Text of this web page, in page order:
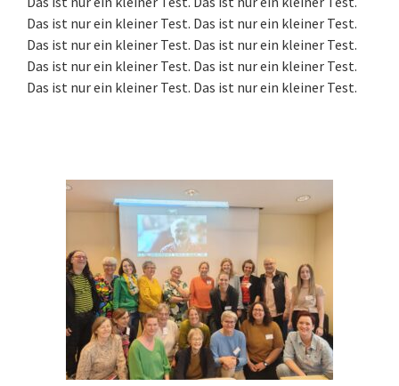
Das ist nur ein kleiner Test. Das ist nur ein kleiner Test.
Das ist nur ein kleiner Test. Das ist nur ein kleiner Test.
Das ist nur ein kleiner Test. Das ist nur ein kleiner Test.
Das ist nur ein kleiner Test. Das ist nur ein kleiner Test.